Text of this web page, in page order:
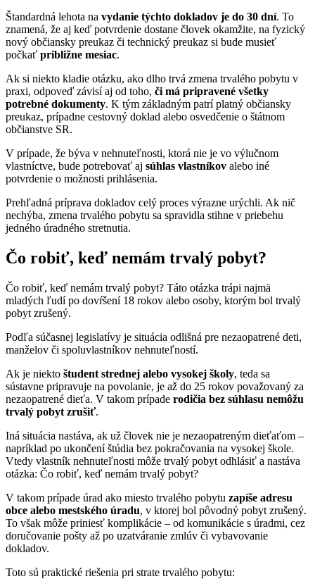
Štandardná lehota na vydanie týchto dokladov je do 30 dní. To
znamená, že aj keď potvrdenie dostane človek okamžite, na fyzický
nový občiansky preukaz či technický preukaz si bude musieť
počkať približne mesiac.
Ak si niekto kladie otázku, ako dlho trvá zmena trvalého pobytu v
praxi, odpoveď závisí aj od toho, či má pripravené všetky
potrebné dokumenty. K tým základným patrí platný občiansky
preukaz, prípadne cestovný doklad alebo osvedčenie o štátnom
občianstve SR.
V prípade, že býva v nehnuteľnosti, ktorá nie je vo výlučnom
vlastníctve, bude potrebovať aj súhlas vlastníkov alebo iné
potvrdenie o možnosti prihlásenia.
Prehľadná príprava dokladov celý proces výrazne urýchli. Ak nič
nechýba, zmena trvalého pobytu sa spravidla stihne v priebehu
jedného úradného stretnutia.
Čo robiť, keď nemám trvalý pobyt?
Čo robiť, keď nemám trvalý pobyt? Táto otázka trápi najmä
mladých ľudí po dovŕšení 18 rokov alebo osoby, ktorým bol trvalý
pobyt zrušený.
Podľa súčasnej legislatívy je situácia odlišná pre nezaopatrené deti,
manželov či spoluvlastníkov nehnuteľností.
Ak je niekto študent strednej alebo vysokej školy, teda sa
sústavne pripravuje na povolanie, je až do 25 rokov považovaný za
nezaopatrené dieťa. V takom prípade rodičia bez súhlasu nemôžu
trvalý pobyt zrušiť.
Iná situácia nastáva, ak už človek nie je nezaopatreným dieťaťom –
napríklad po ukončení štúdia bez pokračovania na vysokej škole.
Vtedy vlastník nehnuteľnosti môže trvalý pobyt odhlásiť a nastáva
otázka: Čo robiť, keď nemám trvalý pobyt?
V takom prípade úrad ako miesto trvalého pobytu zapíše adresu
obce alebo mestského úradu, v ktorej bol pôvodný pobyt zrušený.
To však môže priniesť komplikácie – od komunikácie s úradmi, cez
doručovanie pošty až po uzatváranie zmlúv či vybavovanie
dokladov.
Toto sú praktické riešenia pri strate trvalého pobytu: